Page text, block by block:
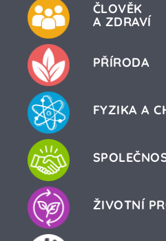
ČLOVĚK
A ZDRAVÍ
PŘÍRODA
FYZIKA A
ŽIVOTNÍ